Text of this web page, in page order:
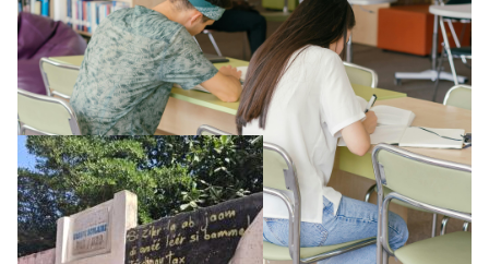
Le projet de loi sur la régulation de l’enseignement
supérieur privé met en lumière l’amplification d’un système
qui relègue l’acte pédagogique au superfétatoire, voire à…
Lire la suite →